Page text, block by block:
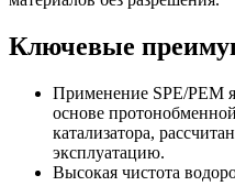
Ключевые
Применение SPE/PEM
основе
катализатора,
эксплуатацию.
Высокая чистота